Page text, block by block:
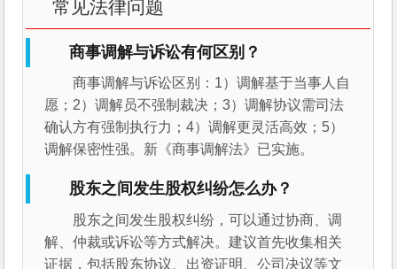
常见法律问题
商事调解与诉讼有何区别？
商事调解与诉讼区别：1）调解基于当事人自
愿；2）调解员不强制裁决；3）调解协议需司法
确认方有强制执行力；4）调解更灵活高效；5）
调解保密性强。新《商事调解法》已实施。
股东之间发生股权纠纷怎么办？
股东之间发生股权纠纷，可以通过协商、调
解、仲裁或诉讼等方式解决。建议首先收集相关
证据，包括股东协议、出资证明、公司决议等文